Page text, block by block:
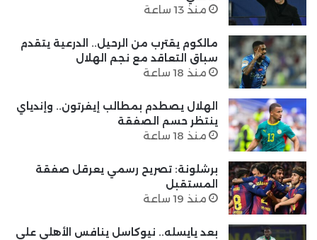
منذ 13 ساعة
مالكوم يقترب من الرحيل.. الدرعية يتقدم
سباق التعاقد مع نجم الهلال
منذ 18 ساعة
الهلال يصطدم بمطالب إيفرتون.. وإندياي
ينتظر حسم الصفقة
منذ 18 ساعة
برشلونة: تصريح رسمي يعرقل صفقة
المستقبل
منذ 19 ساعة
بعد يايسله.. نيوكاسل ينافس الأهلي على